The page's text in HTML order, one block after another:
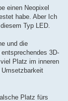
einen Neopixel
habe. Aber Ich
Typ LED.
und die
3D-
Platz im inneren
Umsetzbarkeit
Platz fürs